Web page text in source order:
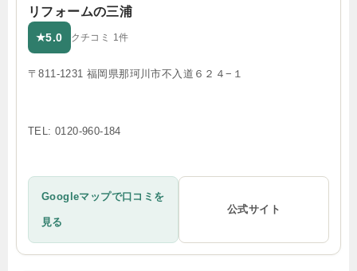
リフォームの三浦
★5.0 クチコミ 1件
〒811-1231 福岡県那珂川市不入道６２４−１
TEL: 0120-960-184
Googleマップで口コミを
見る
公式サイト